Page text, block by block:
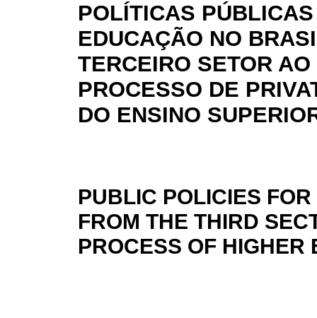
POLÍTICAS
EDUCAÇÃO NO
TERCEIRO SETOR AO
PROCESSO DE
DO ENSINO
PUBLIC POLICIES
FROM THE THIRD
PROCESS OF HIGHER